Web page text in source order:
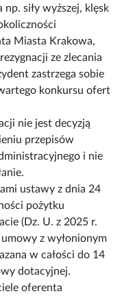
siły wyższej, klęsk
Miasta Krakowa,
ze zlecania
zastrzega sobie
konkursu ofert
nie jest decyzją
przepisów
i nie
ustawy z dnia 24
pożytku
(Dz. U. z 2025 r.
z wyłonionym
w całości do 14
dotacyjnej.
oferenta